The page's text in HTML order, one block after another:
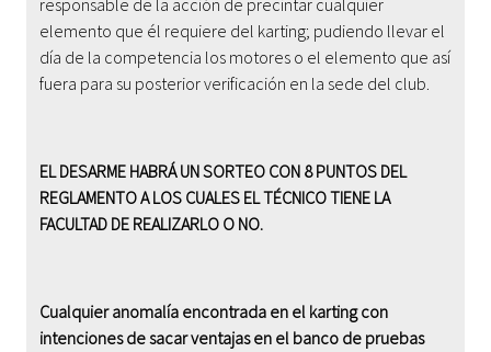
responsable de la acción de precintar cualquier
elemento que él requiere del karting; pudiendo llevar el
día de la competencia los motores o el elemento que así
fuera para su posterior verificación en la sede del club.
EL DESARME HABRÁ UN SORTEO CON 8 PUNTOS DEL
REGLAMENTO A LOS CUALES EL TÉCNICO TIENE LA
FACULTAD DE REALIZARLO O NO.
Cualquier anomalía encontrada en el karting con
intenciones de sacar ventajas en el banco de pruebas